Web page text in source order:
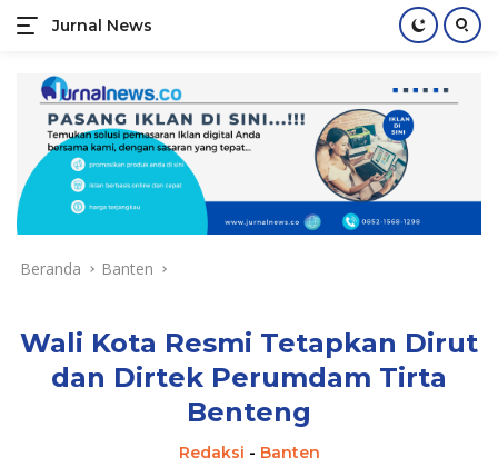
konten
Jurnal News
Jendela
Rakyat
Beranda Banten
Wali Kota Resmi Tetapkan Dirut
dan Dirtek Perumdam Tirta
Benteng
Redaksi - Banten